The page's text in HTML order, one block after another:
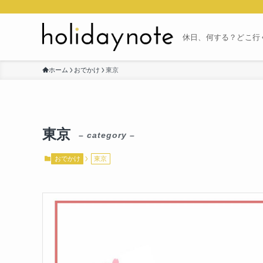
休日、何する？どこ行
ホーム おでかけ 東京
東京 – category –
おでかけ 東京